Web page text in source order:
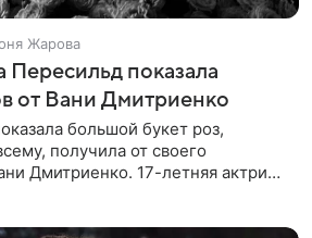
Жарова
Пересильд показала
от Вани Дмитриенко
большой букет роз,
получилa от своего
Дмитриенко. 17-летняя актриса